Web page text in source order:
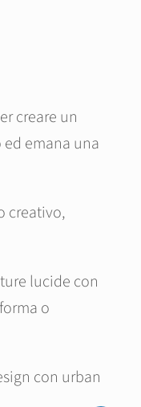
creare un
emana una
creativo,
lucide con
o
con urban